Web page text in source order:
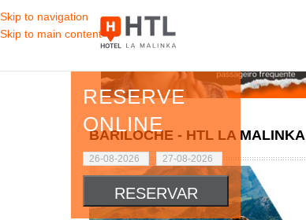
Skip to navigation
Skip to main content
RESERVE
ONLINE
BARILOCHE - HTL LA MALINKA